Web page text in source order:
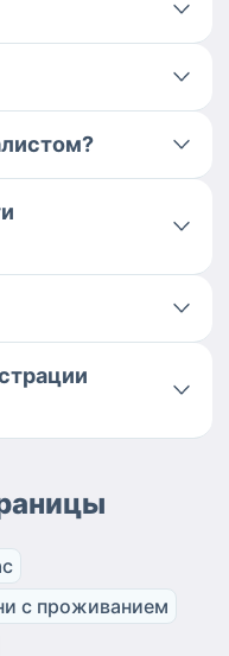
с проживанием